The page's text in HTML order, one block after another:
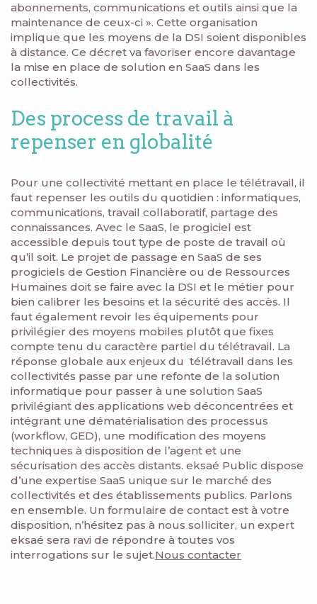
abonnements, communications et outils ainsi que la
maintenance de ceux-ci ». Cette organisation
implique que les moyens de la DSI soient disponibles
à distance. Ce décret va favoriser encore davantage
la mise en place de solution en SaaS dans les
collectivités.
Des process de travail à
repenser en globalité
Pour une collectivité mettant en place le télétravail, il
faut repenser les outils du quotidien : informatiques,
communications, travail collaboratif, partage des
connaissances. Avec le SaaS, le progiciel est
accessible depuis tout type de poste de travail où
qu’il soit. Le projet de passage en SaaS de ses
progiciels de Gestion Financière ou de Ressources
Humaines doit se faire avec la DSI et le métier pour
bien calibrer les besoins et la sécurité des accès. Il
faut également revoir les équipements pour
privilégier des moyens mobiles plutôt que fixes
compte tenu du caractère partiel du télétravail. La
réponse globale aux enjeux du télétravail dans les
collectivités passe par une refonte de la solution
informatique pour passer à une solution SaaS
privilégiant des applications web déconcentrées et
intégrant une dématérialisation des processus
(workflow, GED), une modification des moyens
techniques à disposition de l’agent et une
sécurisation des accès distants. eksaé Public dispose
d’une expertise SaaS unique sur le marché des
collectivités et des établissements publics. Parlons
en ensemble. Un formulaire de contact est à votre
disposition, n’hésitez pas à nous solliciter, un expert
eksaé sera ravi de répondre à toutes vos
interrogations sur le sujet.Nous contacter